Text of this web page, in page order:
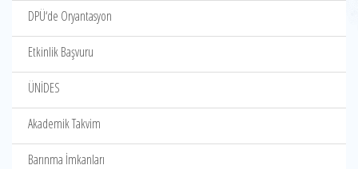
DPÜ‘de Oryantasyon
Etkinlik Başvuru
ÜNİDES
Akademik Takvim
Barınma İmkanları